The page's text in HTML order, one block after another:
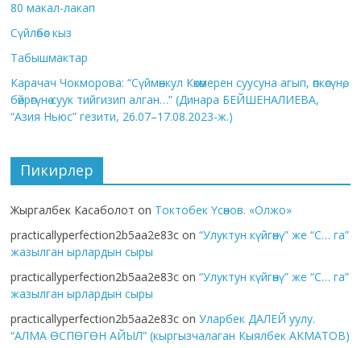
80 макал-лакап
Сүйлөбөс кыз
Табышмактар
Карачач Чокморова: “Сүймөнкул Көкөмерен суусуна агып, өпкөсүнө,
бөйрөгүнө суук тийгизип алган…” (Динара БЕЙШЕНАЛИЕВА,
“Азия Ньюс” гезити, 26.07–17.08.2023-ж.)
Пикирлер
Жыргалбек Касаболот on Токтобек Үсөнов. «Олжо»
practicallyperfection2b5aa2e83c on“Улуктун күйгөнү” же “С… га”
жазылган ырлардын сыры
practicallyperfection2b5aa2e83c on“Улуктун күйгөнү” же “С… га”
жазылган ырлардын сыры
practicallyperfection2b5aa2e83c onУларбек ДАЛЕЙ уулу.
“АЛМА ӨСПӨГӨН АЙЫЛ” (кыргызчалаган Кыялбек АКМАТОВ)